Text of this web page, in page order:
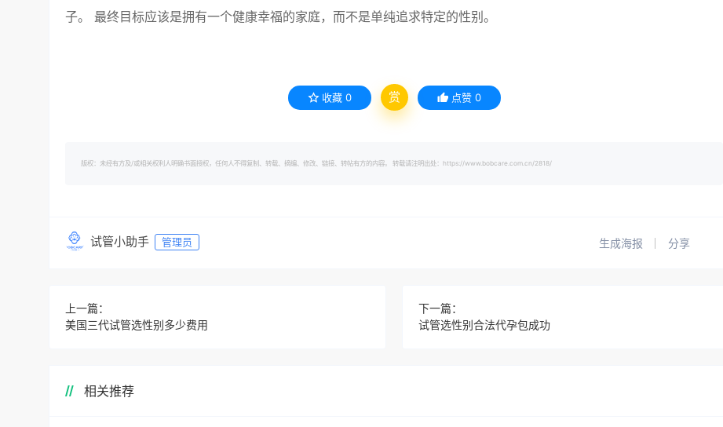
子。 最终目标应该是拥有一个健康幸福的家庭，而不是单纯追求特定的性别。
收藏 0 赏 点赞 0
版权：未经有方及/或相关权利人明确书面授权，任何人不得复制、转载、摘编、修改、链接、转帖有方的内容。 转载请注明出处：https://www.bobcare.com.cn/2818/
试管小助手 管理员 生成海报 分享
上一篇：
美国三代试管选性别多少费用
下一篇：
试管选性别合法代孕包成功
相关推荐